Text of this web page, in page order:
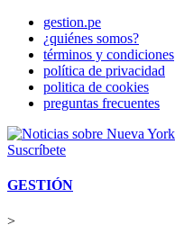
gestion.pe
¿quiénes somos?
términos y condiciones
política de privacidad
politica de cookies
preguntas frecuentes
Suscríbete
GESTIÓN
>